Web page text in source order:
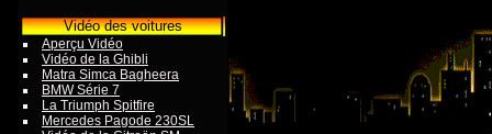
Vidéo des voitures
Aperçu Vidéo
Vidéo de la Ghibli
Matra Simca Bagheera
BMW Série 7
La Triumph Spitfire
Mercedes Pagode 230SL